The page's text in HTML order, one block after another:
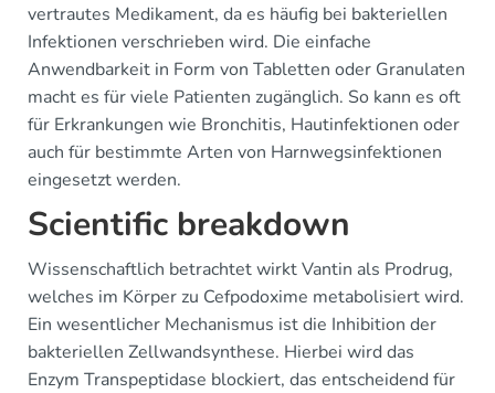
vertrautes Medikament, da es häufig bei bakteriellen
Infektionen verschrieben wird. Die einfache
Anwendbarkeit in Form von Tabletten oder Granulaten
macht es für viele Patienten zugänglich. So kann es oft
für Erkrankungen wie Bronchitis, Hautinfektionen oder
auch für bestimmte Arten von Harnwegsinfektionen
eingesetzt werden.
Scientific breakdown
Wissenschaftlich betrachtet wirkt Vantin als Prodrug,
welches im Körper zu Cefpodoxime metabolisiert wird.
Ein wesentlicher Mechanismus ist die Inhibition der
bakteriellen Zellwandsynthese. Hierbei wird das
Enzym Transpeptidase blockiert, das entscheidend für